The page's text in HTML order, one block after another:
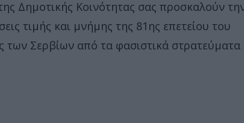
Δημοτικής Κοινότητας σας προσκαλούν
τιμής και μνήμης της 81ης επετείου του
Σερβίων από τα φασιστικά στρατεύματα